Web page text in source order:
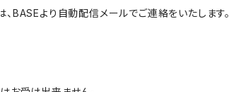
BASEより自動配信メールでご連絡をいたします。